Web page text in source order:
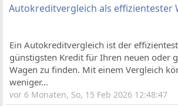
Autokreditvergleich als effizientester
Ein Autokreditvergleich ist der
günstigsten Kredit für Ihren neuen oder
Wagen zu finden. Mit einem Vergleich
weniger...
vor 6 Monaten, So, 15 Feb 2026 12:48:47